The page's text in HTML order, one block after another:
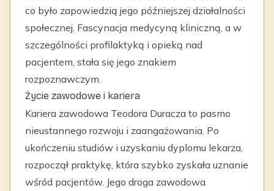
co było zapowiedzią jego późniejszej działalności
społecznej. Fascynacja medycyną kliniczną, a w
szczególności profilaktyką i opieką nad
pacjentem, stała się jego znakiem
rozpoznawczym.
Życie zawodowe i kariera
Kariera zawodowa Teodora Duracza to pasmo
nieustannego rozwoju i zaangażowania. Po
ukończeniu studiów i uzyskaniu dyplomu lekarza,
rozpoczął praktykę, która szybko zyskała uznanie
wśród pacjentów. Jego droga zawodowa